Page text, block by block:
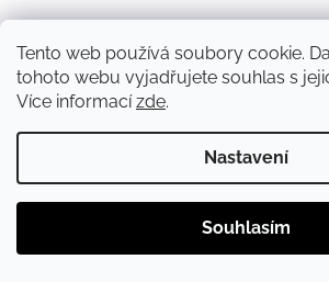
Tento web používá soubory cookie.
tohoto webu vyjadřujete souhlas s
Více informacízde.
Nastavení
Souhlasím